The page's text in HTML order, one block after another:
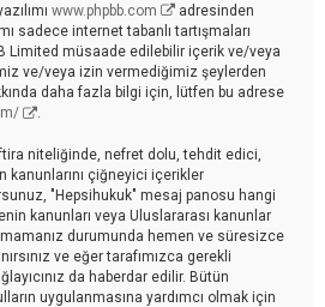
www.phpbb.com
adresinden
sadece internet tabanlı tartışmaları
Limited müsaade edilebilir içerik ve/veya
ve/veya izin vermediğimiz şeylerden
daha fazla bilgi için, lütfen bu adrese
.
niteliğinde, nefret dolu, tehdit edici,
kanunlarını çiğneyici içerikler
"Hepsihukuk" mesaj panosu hangi
kanunları veya Uluslararası kanunlar
durumunda hemen ve süresizce
ve eğer tarafımızca gerekli
da haberdar edilir. Bütün
uygulanmasına yardımcı olmak için